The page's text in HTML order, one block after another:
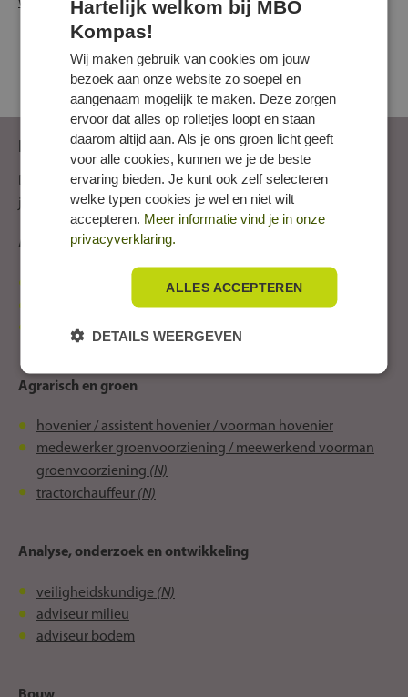
Bekijk alle opleidingsrichtingen
Kansrijke beroepen
De 30 nieuwkomers in de lijst ten opzichte van voorgaande
jaargang zijn aangegeven met (N).
Administratief, secretarieel en HR
recruitment consultant / recruitment specialist
HR business partner
secretaris
Agrarisch en groen
hovenier / assistent hovenier / voorman hovenier
medewerker groenvoorziening / meewerkend voorman
groenvoorziening (N)
tractorchauffeur (N)
Analyse, onderzoek en ontwikkeling
veiligheidskundige (N)
adviseur milieu
adviseur bodem
Hartelijk welkom bij MBO
Kompas!
Wij maken gebruik van cookies om jouw
bezoek aan onze website zo soepel en
aangenaam mogelijk te maken. Deze zorgen
ervoor dat alles op rolletjes loopt en staan
daarom altijd aan. Als je ons groen licht geeft
voor alle cookies, kunnen we je de beste
ervaring bieden. Je kunt ook zelf selecteren
welke typen cookies je wel en niet wilt
accepteren. Meer informatie vind je in onze
privacyverklaring.
ALLES ACCEPTEREN
DETAILS WEERGEVEN